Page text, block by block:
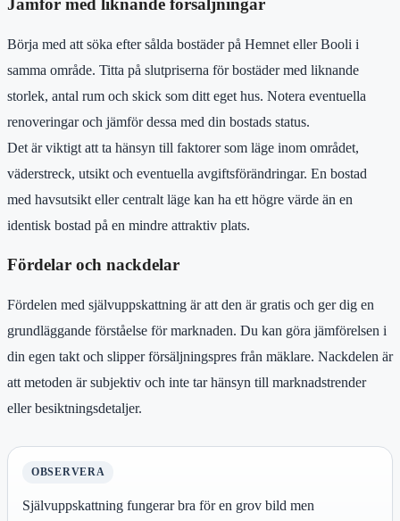
Jämför med liknande försäljningar
Börja med att söka efter sålda bostäder på Hemnet eller Booli i
samma område. Titta på slutpriserna för bostäder med liknande
storlek, antal rum och skick som ditt eget hus. Notera eventuella
renoveringar och jämför dessa med din bostads status.
Det är viktigt att ta hänsyn till faktorer som läge inom området,
väderstreck, utsikt och eventuella avgiftsförändringar. En bostad
med havsutsikt eller centralt läge kan ha ett högre värde än en
identisk bostad på en mindre attraktiv plats.
Fördelar och nackdelar
Fördelen med självuppskattning är att den är gratis och ger dig en
grundläggande förståelse för marknaden. Du kan göra jämförelsen i
din egen takt och slipper försäljningspres från mäklare. Nackdelen är
att metoden är subjektiv och inte tar hänsyn till marknadstrender
eller besiktningsdetaljer.
OBSERVERA
Självuppskattning fungerar bra för en grov bild men